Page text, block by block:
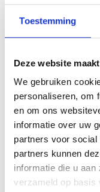
Toestemming
Deze website
We gebruiken
personaliseren, om
en om ons
informatie over uw
partners voor
partners kunnen
informatie die u
verzameld op basis